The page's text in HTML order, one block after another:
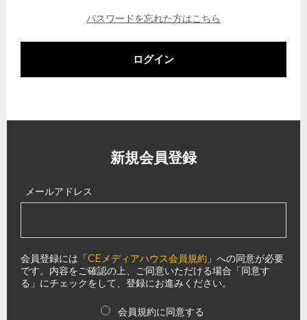
パスワードを忘れた方はこちら
ログイン
新規会員登録
メールアドレス
会員登録には「CEメディアハウス会員規約 」への同意が必要
です。内容をご確認の上、ご同意いただける場合「同意す
る」にチェックをして、登録にお進みください。
会員規約に同意する